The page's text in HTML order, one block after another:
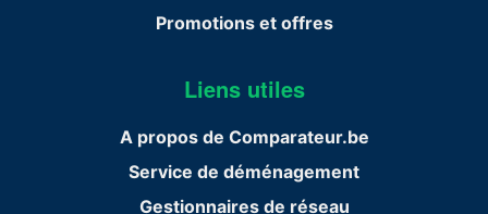
Promotions et offres
Liens utiles
A propos de Comparateur.be
Service de déménagement
Gestionnaires de réseau